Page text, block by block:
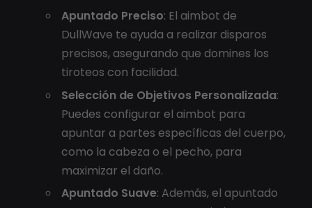
Apuntado Preciso: El aimbot de
DullWave te ayuda a realizar disparos
precisos, asegurando que domines los
tiroteos con facilidad.
Selección de Objetivos Personalizada:
Puedes configurar el aimbot para
apuntar a partes específicas del cuerpo,
como la cabeza o el pecho, para
maximizar el daño.
Apuntado Suave: Además, el apuntado